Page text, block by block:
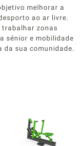
melhorar a
ao ar livre.
trabalhar zonas
sénior e mobilidade
da sua comunidade.